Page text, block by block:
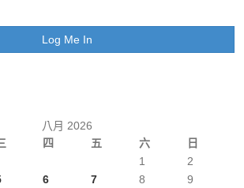
八月 2026
四 五 六 日
1
2
6 7 8
9